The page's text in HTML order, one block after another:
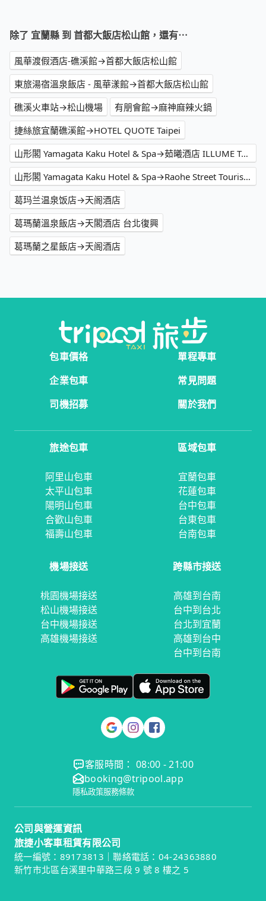
除了 宜蘭縣 到 首都大飯店松山館，還有⋯
風華渡假酒店-礁溪館→首都大飯店松山館
東旅湯宿溫泉飯店 - 風華漾館→首都大飯店松山館
礁溪火車站→松山機場
有朋會館→麻神麻辣火鍋
捷絲旅宜蘭礁溪館→HOTEL QUOTE Taipei
山形閣 Yamagata Kaku Hotel & Spa→茹曦酒店 ILLUME TAIPEI
山形閣 Yamagata Kaku Hotel & Spa→Raohe Street Tourist Night Market
葛玛兰温泉饭店→天阁酒店
葛瑪蘭溫泉飯店→天閣酒店 台北復興
葛瑪蘭之星飯店→天阁酒店
包車價格
單程專車
企業包車
常見問題
司機招募
關於我們
旅途包車
阿里山包車
太平山包車
陽明山包車
合歡山包車
福壽山包車
區域包車
宜蘭包車
花蓮包車
台中包車
台東包車
台南包車
機場接送
桃園機場接送
松山機場接送
台中機場接送
高雄機場接送
跨縣市接送
高雄到台南
台中到台北
台北到宜蘭
高雄到台中
台中到台南
客服時間： 08:00 - 21:00
booking@tripool.app
隱私政策服務條款
公司與營運資訊
旅捷小客車租賃有限公司
統一編號：89173813｜聯絡電話：04-24363880
新竹市北區台溪里中華路三段 9 號 8 樓之 5